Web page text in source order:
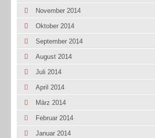
November 2014
Oktober 2014
September 2014
August 2014
Juli 2014
April 2014
März 2014
Februar 2014
Januar 2014